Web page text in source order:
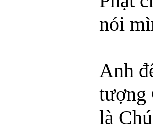
nói
Anh
tượng
là